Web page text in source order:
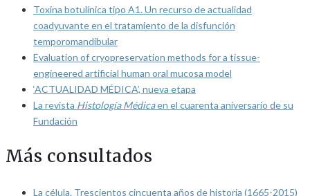
Toxina botulínica tipo A1. Un recurso de actualidad
coadyuvante en el tratamiento de la disfunción
temporomandibular
Evaluation of cryopreservation methods for a tissue-
engineered artificial human oral mucosa model
‘ACTUALIDAD MÉDICA’, nueva etapa
La revista Histología Médicaen el cuarenta aniversario de su
Fundación
Más consultados
La célula. Trescientos cincuenta años de historia (1665-2015)